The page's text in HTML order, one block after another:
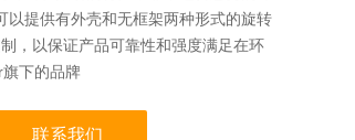
以提供有外壳和无框架两种形式的旋转
，以保证产品可靠性和强度满足在环
下的品牌
联系我们